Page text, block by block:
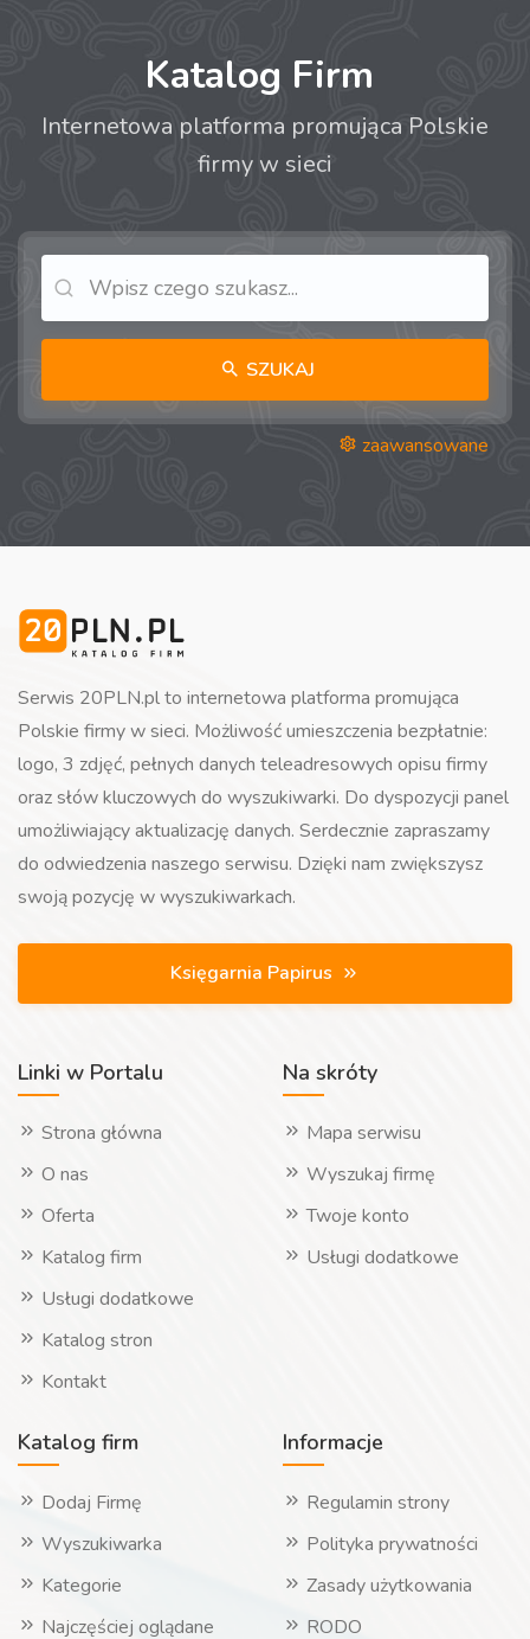
Katalog Firm
Internetowa platforma promująca Polskie
firmy w sieci
SZUKAJ
zaawansowane
Serwis 20PLN.pl to internetowa platforma promująca
Polskie firmy w sieci. Możliwość umieszczenia bezpłatnie:
logo, 3 zdjęć, pełnych danych teleadresowych opisu firmy
oraz słów kluczowych do wyszukiwarki. Do dyspozycji panel
umożliwiający aktualizację danych. Serdecznie zapraszamy
do odwiedzenia naszego serwisu. Dzięki nam zwiększysz
swoją pozycję w wyszukiwarkach.
Księgarnia Papirus
Linki w Portalu
Strona główna
O nas
Oferta
Katalog firm
Usługi dodatkowe
Katalog stron
Kontakt
Na skróty
Mapa serwisu
Wyszukaj firmę
Twoje konto
Usługi dodatkowe
Katalog firm
Dodaj Firmę
Wyszukiwarka
Kategorie
Najczęściej oglądane
Informacje
Regulamin strony
Polityka prywatności
Zasady użytkowania
RODO